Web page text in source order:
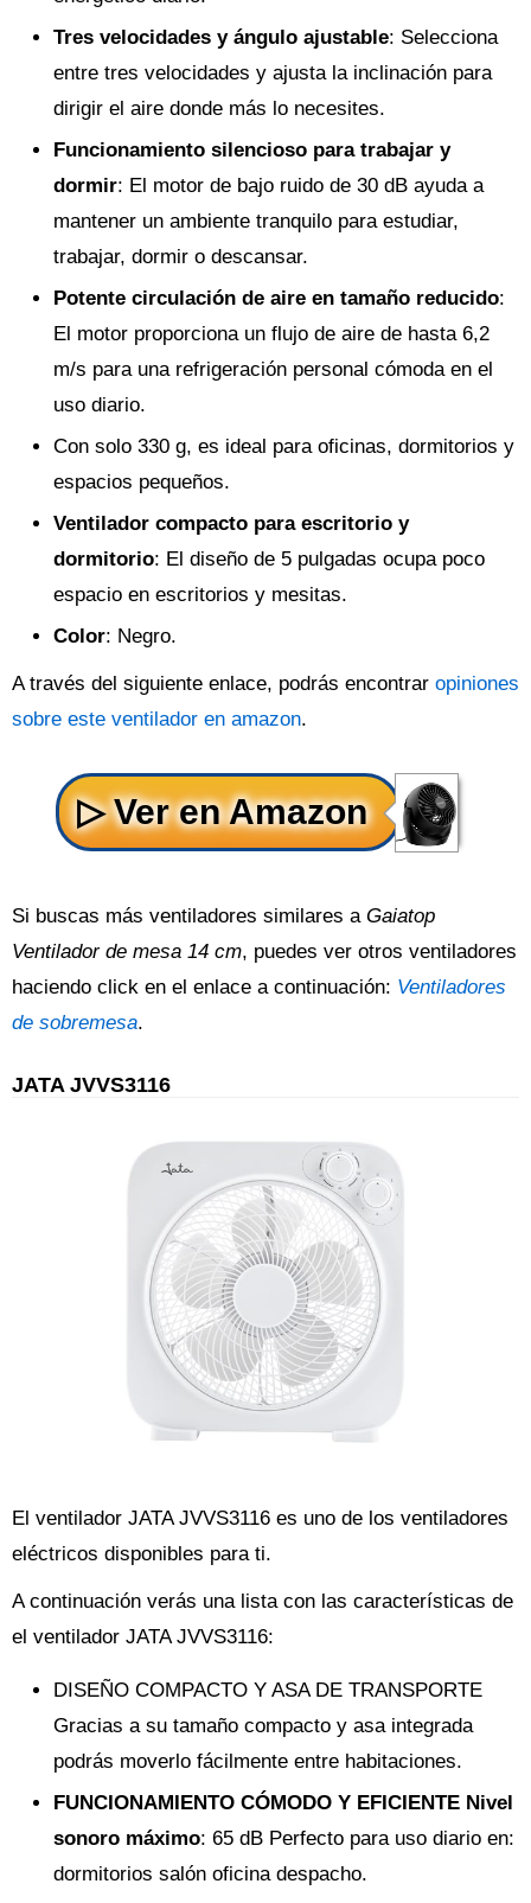
Tres velocidades y ángulo ajustable: Selecciona
entre tres velocidades y ajusta la inclinación para
dirigir el aire donde más lo necesites.
Funcionamiento silencioso para trabajar y
dormir: El motor de bajo ruido de 30 dB ayuda a
mantener un ambiente tranquilo para estudiar,
trabajar, dormir o descansar.
Potente circulación de aire en tamaño reducido:
El motor proporciona un flujo de aire de hasta 6,2
m/s para una refrigeración personal cómoda en el
uso diario.
Con solo 330 g, es ideal para oficinas, dormitorios y
espacios pequeños.
Ventilador compacto para escritorio y
dormitorio: El diseño de 5 pulgadas ocupa poco
espacio en escritorios y mesitas.
Color: Negro.
A través del siguiente enlace, podrás encontrar opiniones
sobre este ventilador en amazon.
Si buscas más ventiladores similares a Gaiatop
Ventilador de mesa 14 cm, puedes ver otros ventiladores
haciendo click en el enlace a continuación: Ventiladores
de sobremesa.
JATA JVVS3116
El ventilador JATA JVVS3116 es uno de los ventiladores
eléctricos disponibles para ti.
A continuación verás una lista con las características de
el ventilador JATA JVVS3116:
DISEÑO COMPACTO Y ASA DE TRANSPORTE
Gracias a su tamaño compacto y asa integrada
podrás moverlo fácilmente entre habitaciones.
FUNCIONAMIENTO CÓMODO Y EFICIENTE Nivel
sonoro máximo: 65 dB Perfecto para uso diario en:
dormitorios salón oficina despacho.